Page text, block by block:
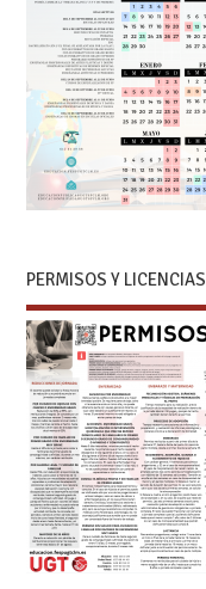
PERMISOS Y LICENCIAS